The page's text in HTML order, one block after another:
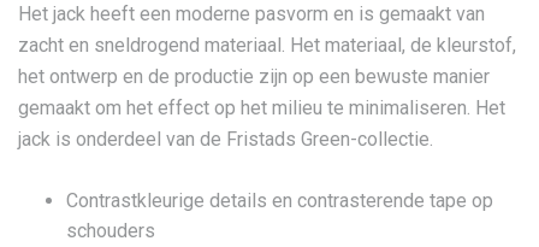
Het jack heeft een moderne pasvorm en is gemaakt van
zacht en sneldrogend materiaal. Het materiaal, de kleurstof,
het ontwerp en de productie zijn op een bewuste manier
gemaakt om het effect op het milieu te minimaliseren. Het
jack is onderdeel van de Fristads Green-collectie.
Contrastkleurige details en contrasterende tape op
schouders